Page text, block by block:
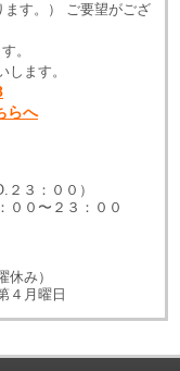
ます。） ご要望がござ
。
します。
らへ
３：００）
００〜２３：００
み）
４月曜日